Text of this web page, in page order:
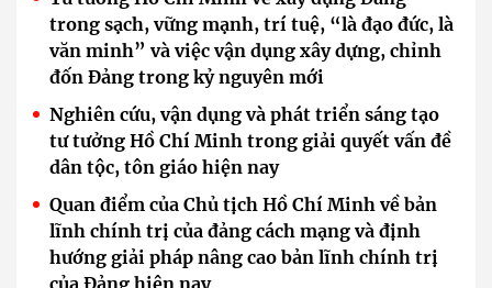
trong sạch, vững mạnh, trí tuệ, “là đạo đức, là
văn minh” và việc vận dụng xây dựng, chỉnh
đốn Đảng trong kỷ nguyên mới
Nghiên cứu, vận dụng và phát triển sáng tạo
tư tưởng Hồ Chí Minh trong giải quyết vấn đề
dân tộc, tôn giáo hiện nay
Quan điểm của Chủ tịch Hồ Chí Minh về bản
lĩnh chính trị của đảng cách mạng và định
hướng giải pháp nâng cao bản lĩnh chính trị